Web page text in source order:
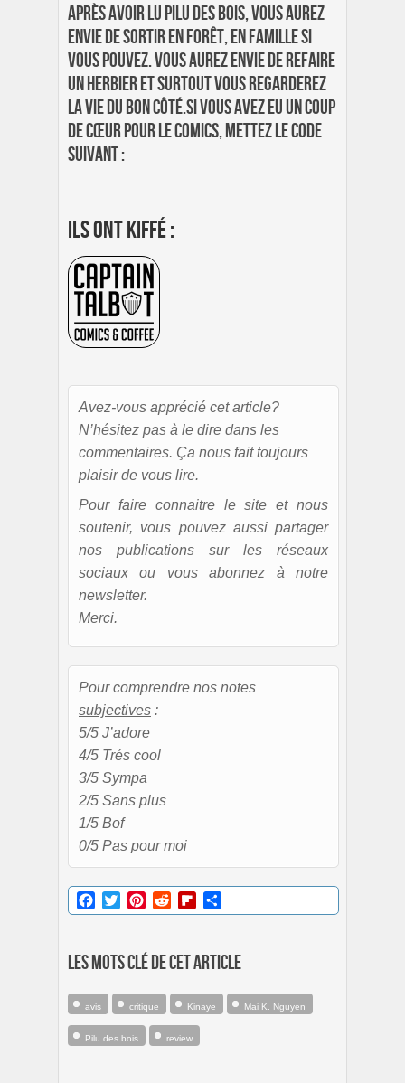
Après avoir lu Pilu des bois, vous aurez
envie de sortir en forêt, en famille si
vous pouvez. Vous aurez envie de refaire
un herbier et surtout vous regarderez
la vie du bon côté.Si vous avez eu un coup
de cœur pour le comics, mettez le code
suivant :
Ils ont kiffé :
Avez-vous apprécié cet article?
N’hésitez pas à le dire dans les
commentaires. Ça nous fait toujours
plaisir de vous lire.
Pour faire connaitre le site et nous
soutenir, vous pouvez aussi partager
nos publications sur les réseaux
sociaux ou vous abonnez à notre
newsletter.
Merci.
Pour comprendre nos notes
subjectives :
5/5 J’adore
4/5 Trés cool
3/5 Sympa
2/5 Sans plus
1/5 Bof
0/5 Pas pour moi
Facebook
TwitterPinterestRedditFlipboard
Les mots clé de cet article
avis critique Kinaye Mai K. Nguyen
Pilu des bois review